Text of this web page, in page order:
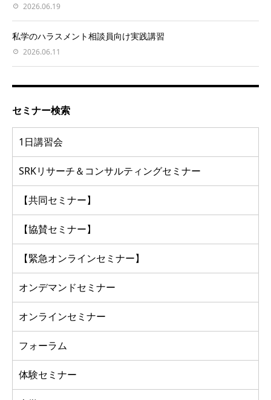
2026.06.19
私学のハラスメント相談員向け実践講習
2026.06.11
セミナー検索
1日講習会
SRKリサーチ＆コンサルティングセミナー
【共同セミナー】
【協賛セミナー】
【緊急オンラインセミナー】
オンデマンドセミナー
オンラインセミナー
フォーラム
体験セミナー